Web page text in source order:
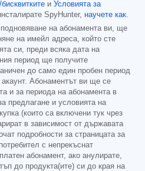
и Условията за
SpyHunter, научете как
на абонамента ви, ще
на имейл адреса, който сте
си, преди всяка дата на
период ще получите
до само един пробен период
Абонаментът ви ще се
и за периода на абонамента в
предлагане и условията на
(които са включени тук чрез
в зависимост от държавата
подробности за страницата за
с непрекъснат
абонамент, ако анулирате,
до продукта(ите) си до края на